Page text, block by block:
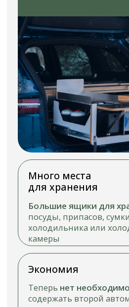
Переносная
конструкция
Всего за 5 минутваш автомобиль
при помощи переносной
конструкциипревращается
в автодом. Теперь вам не нужно
покупать цельнометаллический
фургон и на протяжении нескольких
месяцев внутри него строить
автодом
РАЗМЕРЫ
КЕМПЕРБОКСА